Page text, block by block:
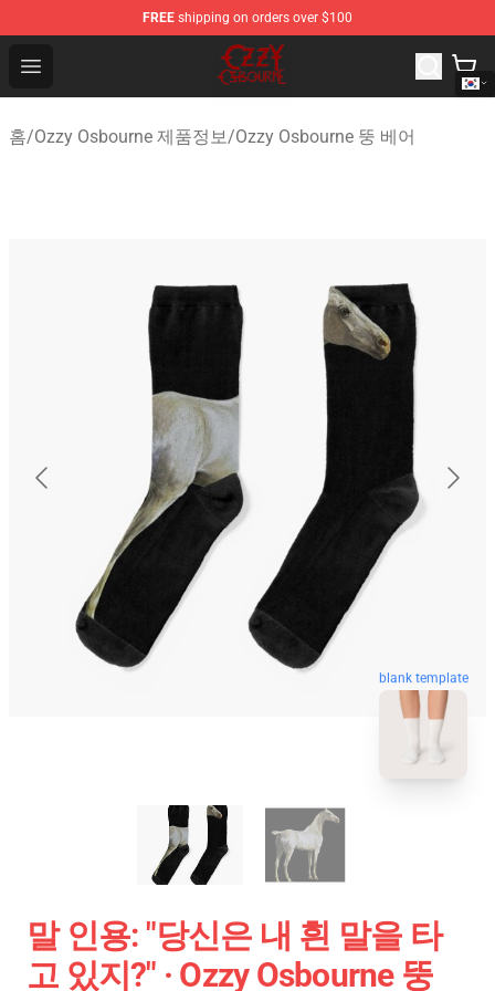
FREE shipping on orders over $100
Open menu
Ozzy Osbourne Store - Official Ozzy Osbourne
홈/Ozzy Osbourne 제품정보/Ozzy Osbourne 뚱 베어
blank template
말 인용: "당신은 내 흰 말을 타
고 있지?" · Ozzy Osbourne 뚱